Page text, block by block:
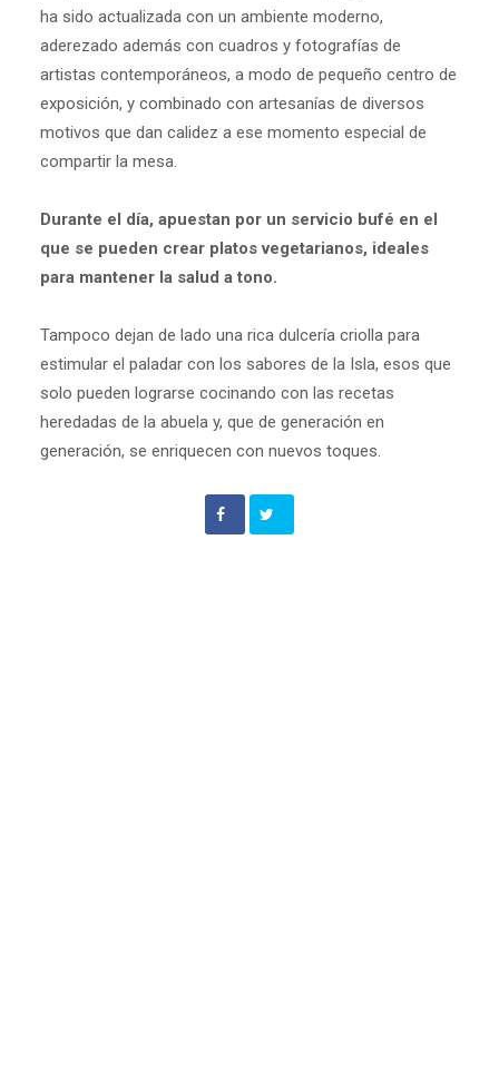
ha sido actualizada con un ambiente moderno,
aderezado además con cuadros y fotografías de
artistas contemporáneos, a modo de pequeño centro de
exposición, y combinado con artesanías de diversos
motivos que dan calidez a ese momento especial de
compartir la mesa.
Durante el día, apuestan por un servicio bufé en el
que se pueden crear platos vegetarianos, ideales
para mantener la salud a tono.
Tampoco dejan de lado una rica dulcería criolla para
estimular el paladar con los sabores de la Isla, esos que
solo pueden lograrse cocinando con las recetas
heredadas de la abuela y, que de generación en
generación, se enriquecen con nuevos toques.